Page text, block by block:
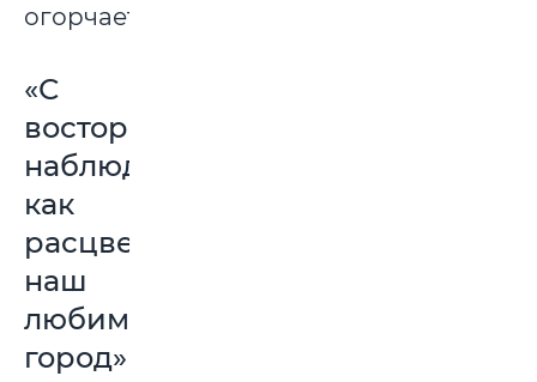
огорчает.
«С
восторгом
наблюдаю,
как
расцветает
наш
любимый
город»